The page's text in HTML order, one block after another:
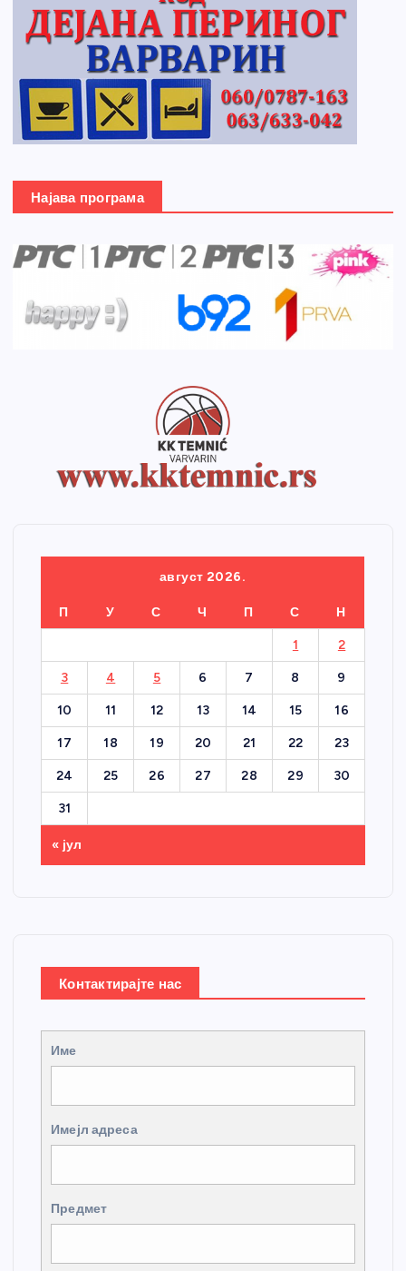
Најава програма
август 2026.
П У С Ч П С Н
1 2
3 4 5 6 7 8 9
10 11 12 13 14 15 16
17 18 19 20 21 22 23
24 25 26 27 28 29 30
31
« јул
Контактирајте нас
Име
Имејл адреса
Предмет